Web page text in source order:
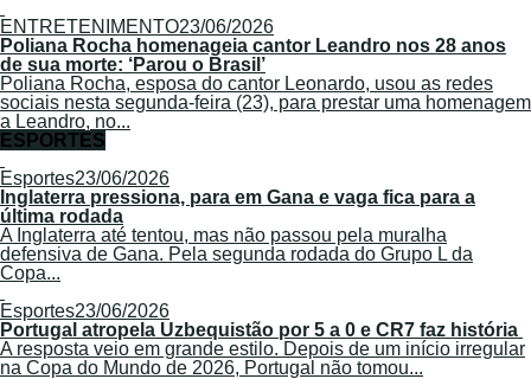
ENTRETENIMENTO23/06/2026
Poliana Rocha homenageia cantor Leandro nos 28 anos
de sua morte: ‘Parou o Brasil’
Poliana Rocha, esposa do cantor Leonardo, usou as redes
sociais nesta segunda-feira (23), para prestar uma homenagem
a Leandro, no...
ESPORTES
Esportes23/06/2026
Inglaterra pressiona, para em Gana e vaga fica para a
última rodada
A Inglaterra até tentou, mas não passou pela muralha
defensiva de Gana. Pela segunda rodada do Grupo L da
Copa...
Esportes23/06/2026
Portugal atropela Uzbequistão por 5 a 0 e CR7 faz história
A resposta veio em grande estilo. Depois de um início irregular
na Copa do Mundo de 2026, Portugal não tomou...